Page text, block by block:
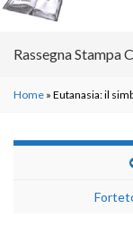
Rassegna Stampa
Home » Eutanasia: il